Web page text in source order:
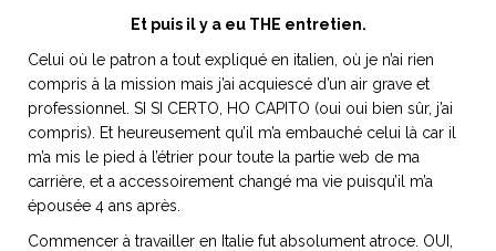
Et puis il y a eu THE entretien.
Celui où le patron a tout expliqué en italien, où je n’ai rien
compris à la mission mais j’ai acquiescé d’un air grave et
professionnel. SI SI CERTO, HO CAPITO (oui oui bien sûr, j’ai
compris). Et heureusement qu’il m’a embauché celui là car il
m’a mis le pied à l’étrier pour toute la partie web de ma
carrière, et a accessoirement changé ma vie puisqu’il m’a
épousée 4 ans après.
Commencer à travailler en Italie fut absolument atroce. OUI,